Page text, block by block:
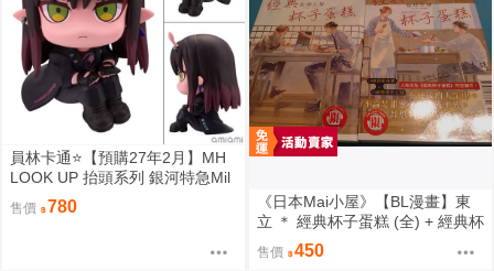
員林卡通⭐️【預購27年2月】MH
LOOK UP 抬頭系列 銀河特急Mil
ky☆Subway 朱音 0813
售價 780
《日本Mai小屋》【BL漫畫】東
立 ＊ 經典杯子蛋糕 (全) + 經典杯
子蛋糕 with 卡布奇諾 (全) ＊ 作
者：佐岸左岸
售價 450